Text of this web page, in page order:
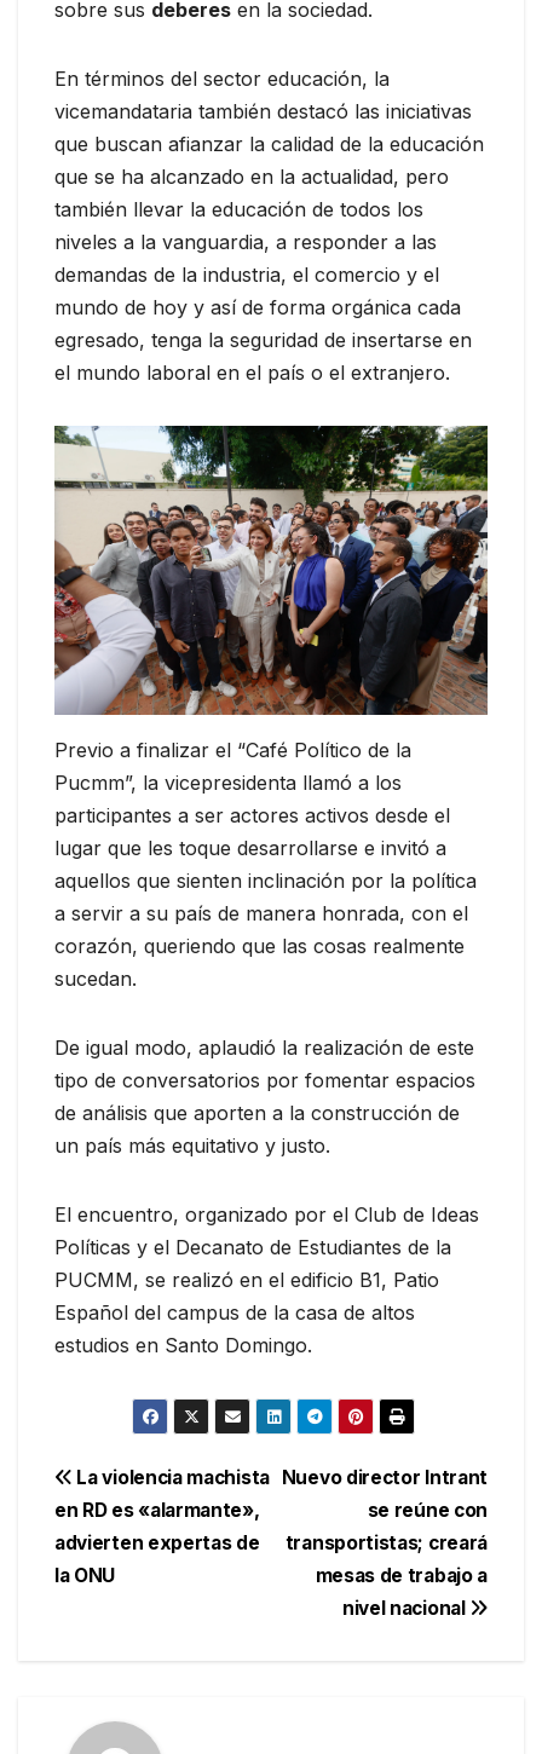
sobre sus deberes en la sociedad.
En términos del sector educación, la
vicemandataria también destacó las iniciativas
que buscan afianzar la calidad de la educación
que se ha alcanzado en la actualidad, pero
también llevar la educación de todos los
niveles a la vanguardia, a responder a las
demandas de la industria, el comercio y el
mundo de hoy y así de forma orgánica cada
egresado, tenga la seguridad de insertarse en
el mundo laboral en el país o el extranjero.
Previo a finalizar el “Café Político de la
Pucmm”, la vicepresidenta llamó a los
participantes a ser actores activos desde el
lugar que les toque desarrollarse e invitó a
aquellos que sienten inclinación por la política
a servir a su país de manera honrada, con el
corazón, queriendo que las cosas realmente
sucedan.
De igual modo, aplaudió la realización de este
tipo de conversatorios por fomentar espacios
de análisis que aporten a la construcción de
un país más equitativo y justo.
El encuentro, organizado por el Club de Ideas
Políticas y el Decanato de Estudiantes de la
PUCMM, se realizó en el edificio B1, Patio
Español del campus de la casa de altos
estudios en Santo Domingo.
Navegación
de
entradas
Nuevo director Intrant
se reúne con
transportistas; creará
mesas de trabajo a
nivel nacional
La violencia machista
en RD es «alarmante»,
advierten expertas de
la ONU